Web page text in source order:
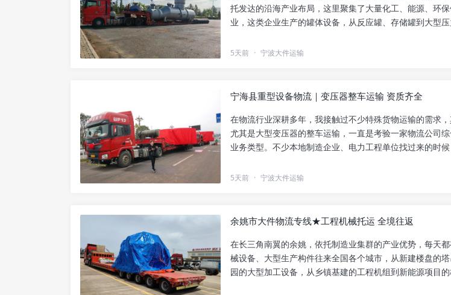
托发达的沿海产业布局，这里聚集了大量化工、能源、环
业，这类企业生产的罐体设备，从反应罐、存储罐到大型压
5天前 · 宁波大件运输
宁海县重型设备物流｜变压器整车运输 资质齐全
在物流行业深耕多年，我接触过不少特殊货物运输的需求
尤其是大型变压器的整车运输，一直是考验一家物流公司
业务类型。不少本地制造企业、电力工程单位找过来的时候
5天前 · 宁波大件运输
余姚市大件物流专线★工程机械托运 全境往返
在长三角南翼的余姚，依托制造业集群的产业优势，每天
械设备、大型生产构件往来全国各个城市，从新建楼盘的
园的大型加工设备，从乡镇基建的工程机组到新能源项目的